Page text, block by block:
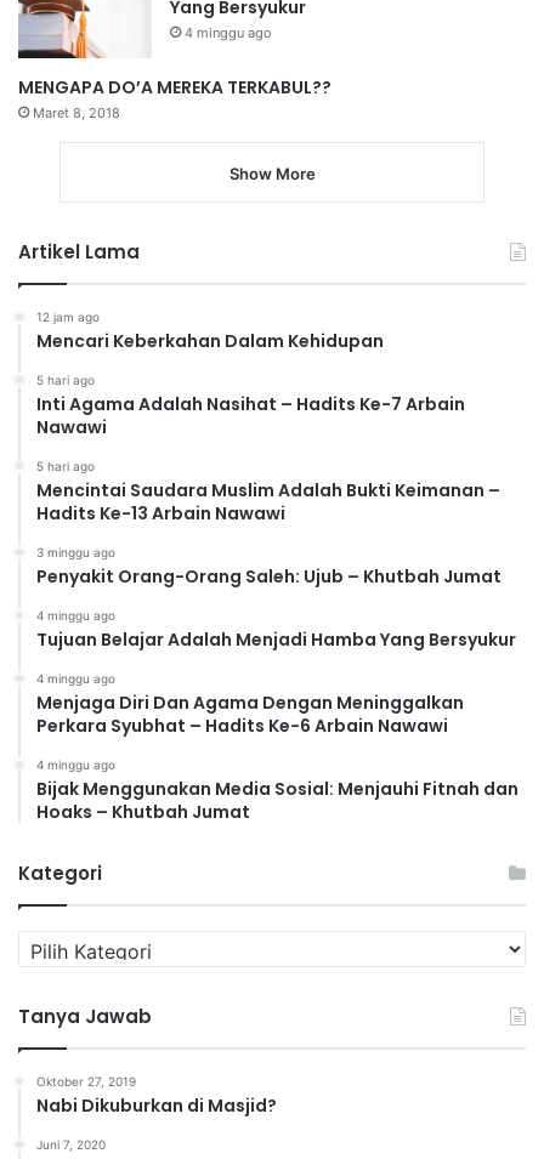
Yang Bersyukur
4 minggu ago
MENGAPA DO’A MEREKA TERKABUL??
Maret 8, 2018
Show More
Artikel Lama
12 jam ago
Mencari Keberkahan Dalam Kehidupan
5 hari ago
Inti Agama Adalah Nasihat – Hadits Ke-7 Arbain
Nawawi
5 hari ago
Mencintai Saudara Muslim Adalah Bukti Keimanan –
Hadits Ke-13 Arbain Nawawi
3 minggu ago
Penyakit Orang-Orang Saleh: Ujub – Khutbah Jumat
4 minggu ago
Tujuan Belajar Adalah Menjadi Hamba Yang Bersyukur
4 minggu ago
Menjaga Diri Dan Agama Dengan Meninggalkan
Perkara Syubhat – Hadits Ke-6 Arbain Nawawi
4 minggu ago
Bijak Menggunakan Media Sosial: Menjauhi Fitnah dan
Hoaks – Khutbah Jumat
Kategori
a
e
g
Tanya Jawab
Oktober 27, 2019
Nabi Dikuburkan di Masjid?
Juni 7, 2020